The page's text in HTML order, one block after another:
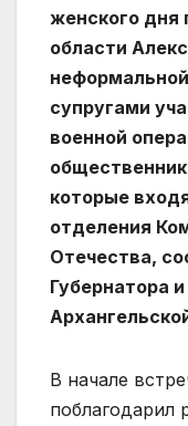
женского дня
области
супругами
военной
которые
отделения
Отечества,
Губернатора
В начале
поблагодарил